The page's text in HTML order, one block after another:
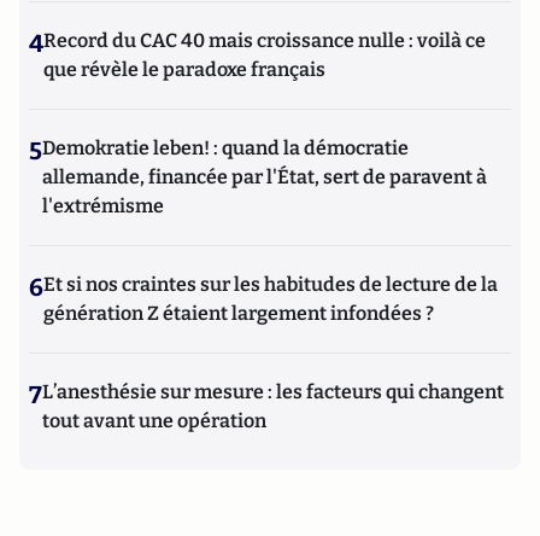
4Record du CAC 40 mais croissance nulle : voilà ce
que révèle le paradoxe français
5Demokratie leben! : quand la démocratie
allemande, financée par l'État, sert de paravent à
l'extrémisme
6Et si nos craintes sur les habitudes de lecture de la
génération Z étaient largement infondées ?
7L’anesthésie sur mesure : les facteurs qui changent
tout avant une opération